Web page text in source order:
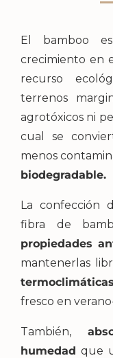
El bamboo
crecimiento en
recurso
terrenos
agrotóxicos ni
cual se
menos
biodegradable.
La confección
fibra de
propiedades
mantenerlas
termoclimáticas
fresco en
También,
humedad que